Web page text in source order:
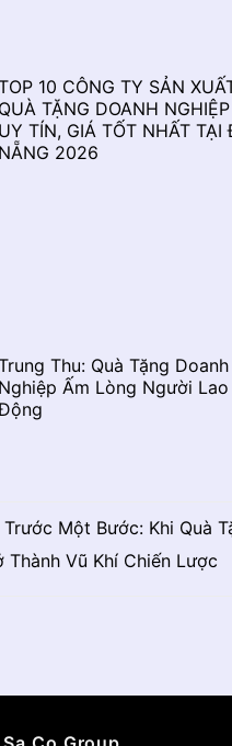
10 CÔNG TY SẢN
QUÀ TẶNG DOANH NGHIỆP
UY TÍN, GIÁ TỐT NHẤT TẠI
NẴNG 2026
Thu: Quà Tặng Doanh
Nghiệp Ấm Lòng Người Lao
Một Bước: Khi Quà
Thành Vũ Khí Chiến Lược